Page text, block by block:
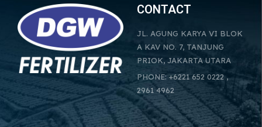
CONTACT
JL. AGUNG KARYA VI BLOK
A KAV NO. 7, TANJUNG
PRIOK, JAKARTA UTARA
PHONE: +6221 652 0222 ,
2961 4962